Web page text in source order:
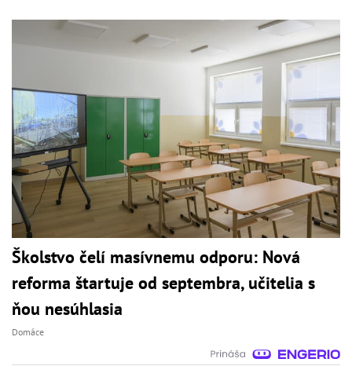
Školstvo čelí masívnemu odporu: Nová
reforma štartuje od septembra, učitelia s
ňou nesúhlasia
Domáce